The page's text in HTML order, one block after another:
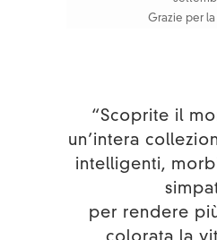
Grazie per la
“Scoprite il
un’intera
intelligenti,
per rendere